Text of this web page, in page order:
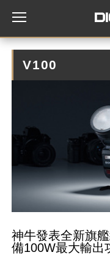
V100
神牛發表全新旗
備100W最大輸出